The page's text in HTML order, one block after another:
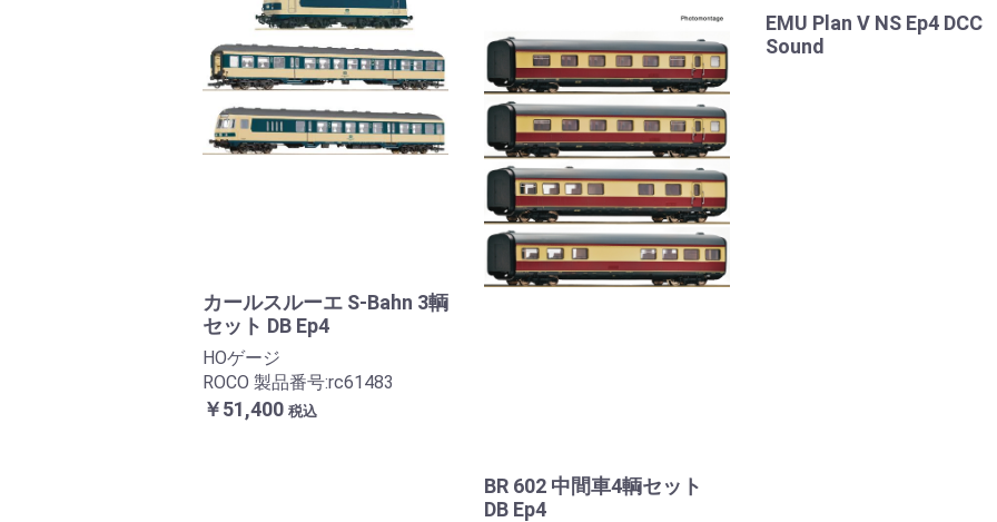
カールスルーエ S-Bahn 3輌
セット DB Ep4
HOゲージ
ROCO 製品番号:rc61483
￥51,400 税込
BR 602 中間車4輌セット
DB Ep4
EMU Plan V NS Ep4 DCC
Sound